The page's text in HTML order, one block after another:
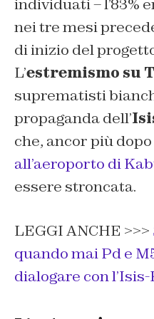
individuati – l’83%
nei tre mesi
di inizio del
L’estremismo su
suprematisti
propaganda dell’
che, ancor più dopo
all’aeroporto di
essere stroncata.
LEGGI ANCHE >>>
quando mai Pd e
dialogare con l’Isis-